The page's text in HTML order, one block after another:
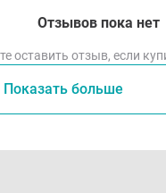
Отзывов пока нет
оставить отзыв, если
Показать больше